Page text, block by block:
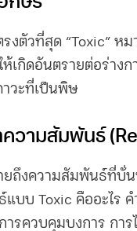
งตัวที่สุด “Toxic” ห
เกิดอันตรายต่อร่าง
วะที่เป็นพิษ
วามสัมพันธ์
ยถึงความสัมพันธ์ที่บั่
แบบ Toxic คืออะไร
รควบคุมบงการ กา